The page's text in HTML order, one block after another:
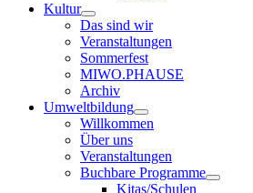
Kultur
Das sind wir
Veranstaltungen
Sommerfest
MIWO.PHAUSE
Archiv
Umweltbildung
Willkommen
Über uns
Veranstaltungen
Buchbare Programme
Kitas/Schulen